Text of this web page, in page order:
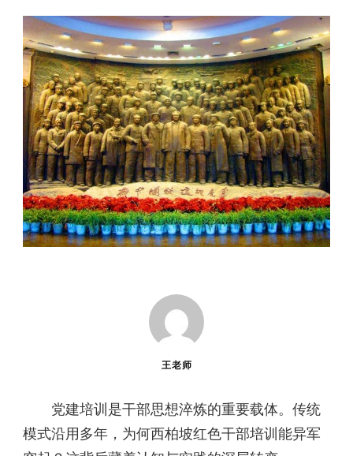
王老师
党建培训是干部思想淬炼的重要载体。传统
模式沿用多年，为何西柏坡红色干部培训能异军